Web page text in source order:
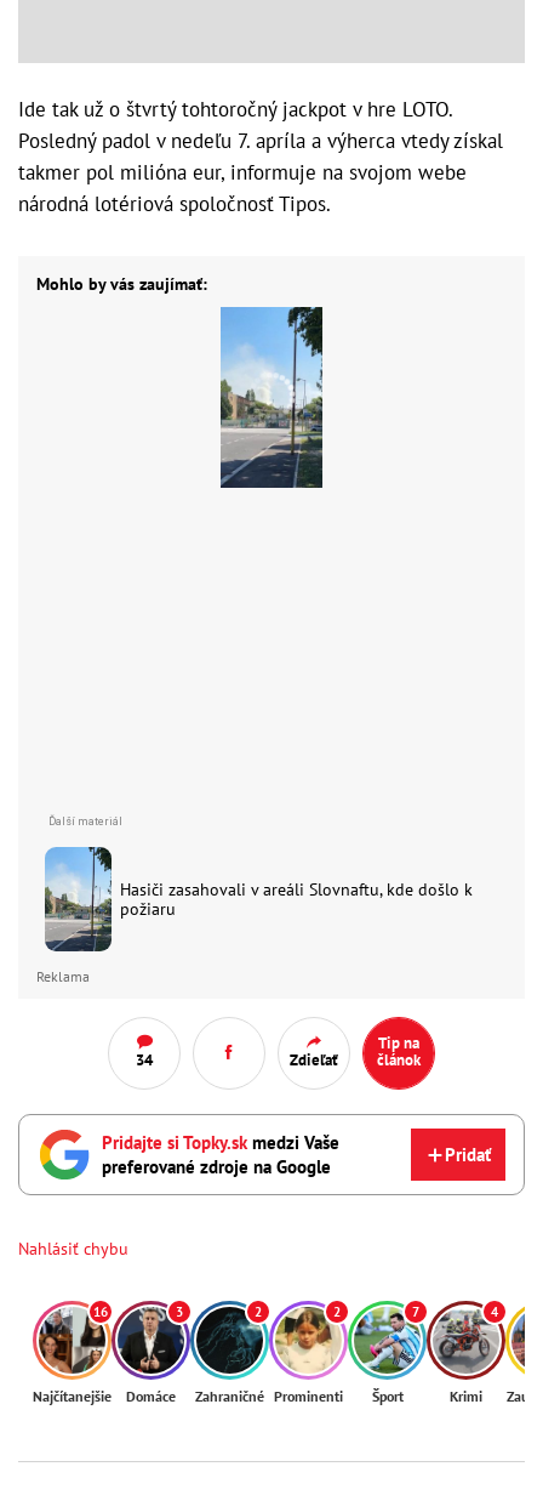
Ide tak už o štvrtý tohtoročný jackpot v hre LOTO.
Posledný padol v nedeľu 7. apríla a výherca vtedy získal
takmer pol milióna eur, informuje na svojom webe
národná lotériová spoločnosť Tipos.
Mohlo by vás zaujímať:
Hasiči zasahovali v areáli Slovnaftu, kde došlo k
požiaru
Reklama
34 Zdieľať
Tip na
článok
Pridajte si Topky.sk medzi Vaše
preferované zdroje na Google
Pridať
Nahlásiť chybu
16
Najčítanejšie
3
Domáce
2
Zahraničné
2
Prominenti
7
Šport
4
Krimi